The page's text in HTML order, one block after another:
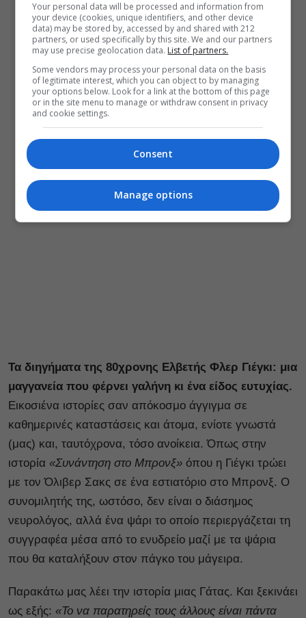
Τα διηγήματα της 80χρονης Ελβετής Φλερ Γιέγκι: μια
μαγγανεία που φέρνει γαλήνη κι ένα είδος ευτυχίας.
Εικοσιένα ιστορίες σαν απόκοσμο άγγιγμα σε
καθημερινές καταστάσεις και άτομα, ενίοτε γνωστά
(μας) και, ταυτόχρονα, τόσο ανοίκεια. Όπως στην
ιστορία «Συνάντηση στο Μπρονξ» όπου η Γιέγκι τρώει
με τον Όλιβερ Σακς σε ένα εστιατόριο στο Μπρονξ. Ο
συνομιλητής της, ωστόσο, δεν είναι ο διάσημος
νευρολόγος, αλλά ένα ψάρι το οποίο περιεργάζεται τη
συγγραφέα μέσα από το ενυδρείο μαζί με τα ψάρια
που θα καταλήξουν στον πάγκο του μάγειρα.
Παρακάτω μας λέει την ιστορία μιας Γάτας. Και ξεκινάει
ως εξής: «Το να παρατηρείς τους άλλους είναι πάντα
Your personal data will be processed and information from
your device (cookies, unique identifiers, and other device
data) may be stored by, accessed by and shared with 212
partners, or used specifically by this site. We and our partners
may use precise geolocation data. List of partners.
Some vendors may process your personal data on the basis
of legitimate interest, which you can object to by managing
your options below. Look for a link at the bottom of this page
or in the site menu to manage or withdraw consent in privacy
and cookie settings.
Consent
Manage options